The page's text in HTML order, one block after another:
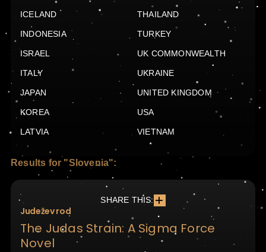
ICELAND
INDONESIA
ISRAEL
ITALY
JAPAN
KOREA
LATVIA
THAILAND
TURKEY
UK COMMONWEALTH
UKRAINE
UNITED KINGDOM
USA
VIETNAM
Results for "Slovenia":
SHARE THIS:
Judežev rod
The Judas Strain: A Sigma Force
Novel